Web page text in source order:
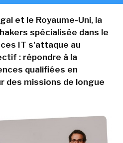
et le Royaume-Uni, la
spécialisée dans le
IT s'attaque au
: répondre à la
qualifiées en
des missions de longue